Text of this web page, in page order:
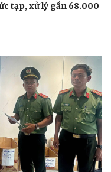
tạp, xử lý gần 68.000